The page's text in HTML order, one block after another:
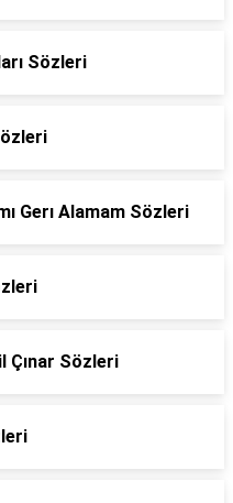
Sözleri
Gerı Alamam Sözleri
Çınar Sözleri